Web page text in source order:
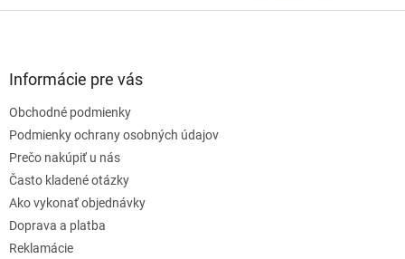
Informácie pre vás
Obchodné podmienky
Podmienky ochrany osobných údajov
Prečo nakúpiť u nás
Často kladené otázky
Ako vykonať objednávky
Doprava a platba
Reklamácie